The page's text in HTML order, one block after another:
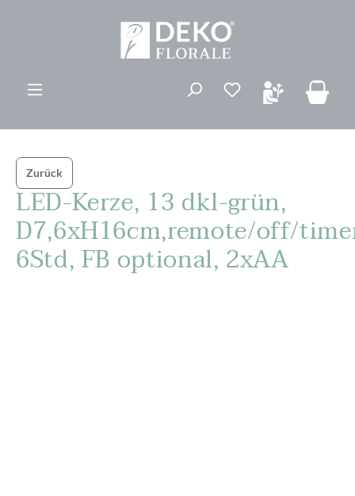
Du hast 0
Zurück
LED-Kerze, 13 dkl-grün,
D7,6xH16cm,remote/off/
6Std, FB optional, 2xAA